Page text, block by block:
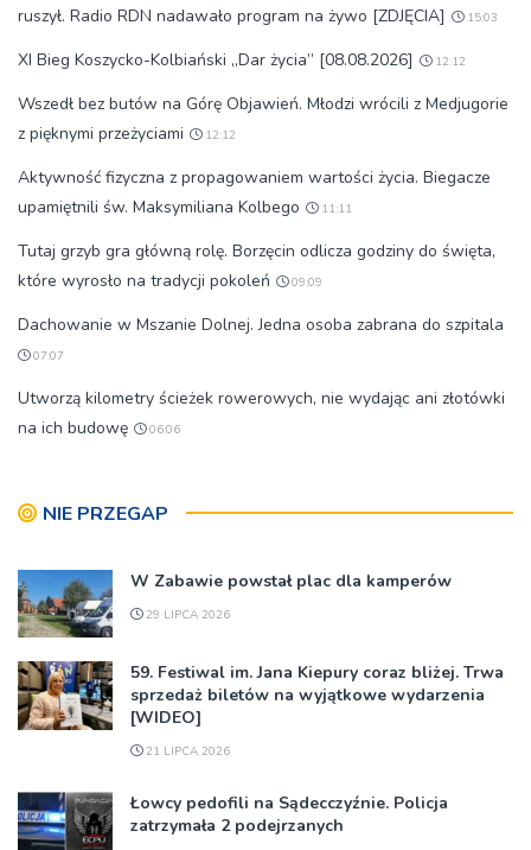
ruszył. Radio RDN nadawało program na żywo [ZDJĘCIA]
15:03
XI Bieg Koszycko-Kolbiański „Dar życia” [08.08.2026] 12:12
Wszedł bez butów na Górę Objawień. Młodzi wrócili z Medjugorie
z pięknymi przeżyciami
12:12
Aktywność fizyczna z propagowaniem wartości życia. Biegacze
upamiętnili św. Maksymiliana Kolbego
11:11
Tutaj grzyb gra główną rolę. Borzęcin odlicza godziny do święta,
które wyrosło na tradycji pokoleń
09:09
Dachowanie w Mszanie Dolnej. Jedna osoba zabrana do szpitala
07:07
Utworzą kilometry ścieżek rowerowych, nie wydając ani złotówki
na ich budowę
06:06
NIE PRZEGAP
W Zabawie powstał plac dla kamperów
29 LIPCA 2026
59. Festiwal im. Jana Kiepury coraz bliżej. Trwa
sprzedaż biletów na wyjątkowe wydarzenia
[WIDEO]
21 LIPCA 2026
Łowcy pedofili na Sądecczyźnie. Policja
zatrzymała 2 podejrzanych